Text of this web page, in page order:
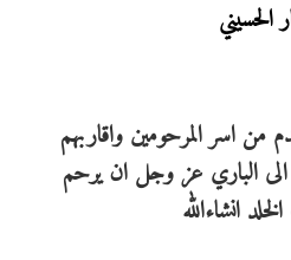
الحسيني
من اسر المرحومين واقاربهم
الى الباري عز وجل ان يرحم
انشاءالله